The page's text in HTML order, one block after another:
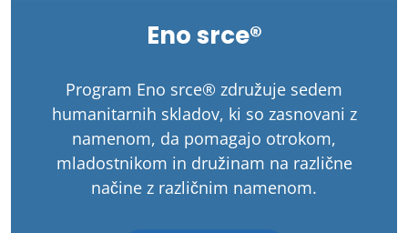
Eno srce®
Program Eno srce® združuje sedem
humanitarnih skladov, ki so zasnovani z
namenom, da pomagajo otrokom,
mladostnikom in družinam na različne
načine z različnim namenom.